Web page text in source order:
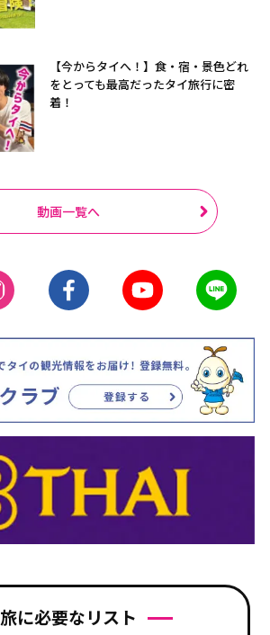
【今からタイへ！】食・宿・景色どれ
をとっても最高だったタイ旅行に密
着！
動画一覧へ
旅に必要なリスト